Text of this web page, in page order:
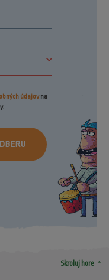
údajovna
Skroluj hore arrow_drop_up